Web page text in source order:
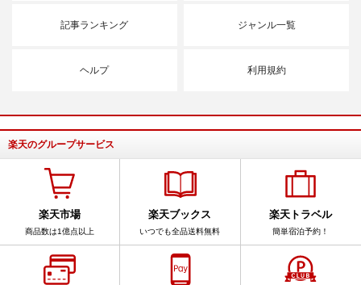
記事ランキング ジャンル一覧
ヘルプ 利用規約
楽天のグループサービス
楽天市場
商品数は1億点以上
楽天ブックス
いつでも全品送料無料
楽天トラベル
簡単宿泊予約！